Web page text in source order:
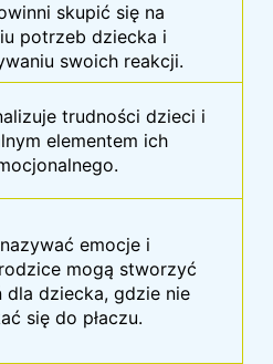
skupić się na
potrzeb dziecka i
swoich reakcji.
trudności dzieci i
elementem ich
emocje i
mogą stworzyć
dla dziecka, gdzie nie
się do płaczu.